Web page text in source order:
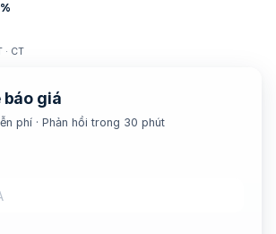
· CT
báo giá
phí · Phản hồi trong 30 phút